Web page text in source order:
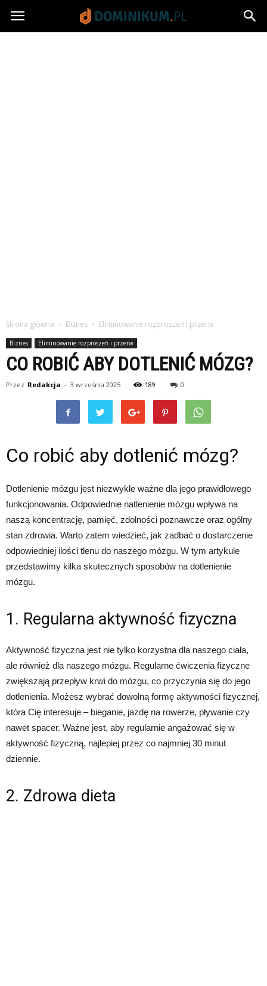
Dominikum.pl
Strona główna Biznes Eliminowanie rozproszeń i przerw
Biznes Eliminowanie rozproszeń i przerw
CO ROBIĆ ABY DOTLENIĆ MÓZG?
Przez Redakcja - 3 września 2025 189 0
Co robić aby dotlenić mózg?
Dotlenienie mózgu jest niezwykle ważne dla jego prawidłowego
funkcjonowania. Odpowiednie natlenienie mózgu wpływa na
naszą koncentrację, pamięć, zdolności poznawcze oraz ogólny
stan zdrowia. Warto zatem wiedzieć, jak zadbać o dostarczenie
odpowiedniej ilości tlenu do naszego mózgu. W tym artykule
przedstawimy kilka skutecznych sposobów na dotlenienie
mózgu.
1. Regularna aktywność fizyczna
Aktywność fizyczna jest nie tylko korzystna dla naszego ciała,
ale również dla naszego mózgu. Regularne ćwiczenia fizyczne
zwiększają przepływ krwi do mózgu, co przyczynia się do jego
dotlenienia. Możesz wybrać dowolną formę aktywności fizycznej,
która Cię interesuje – bieganie, jazdę na rowerze, pływanie czy
nawet spacer. Ważne jest, aby regularnie angażować się w
aktywność fizyczną, najlepiej przez co najmniej 30 minut
dziennie.
2. Zdrowa dieta